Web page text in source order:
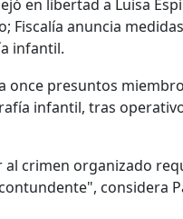
en libertad a Luisa
Fiscalía anuncia
infantil.
once presuntos
infantil, tras
al crimen organizado
considera